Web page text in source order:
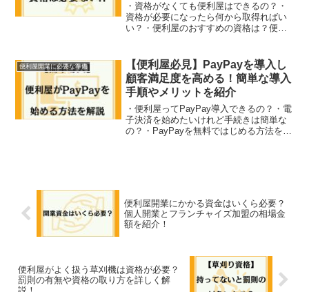
・資格がなくても便利屋はできるの？・
資格が必要になったら何から取得ればい
い？・便利屋のおすすめの資格は？便利
いる方も多いのではないでしょうか。
「資格がなければ不利になる...
便利屋開業に必要な準備
【便利屋必見】PayPayを導入し
顧客満足度を高める！簡単な導入
手順やメリットを紹介
・便利屋ってPayPay導入できるの？・電
子決済を始めたいけれど手続きは簡単な
の？・PayPayを無料ではじめる方法を知
便利屋開業にかかる資金はいくら必要？
個人開業とフランチャイズ加盟の相場金
額を紹介！
便利屋がよく扱う草刈機は資格が必要？
罰則の有無や資格の取り方を詳しく解